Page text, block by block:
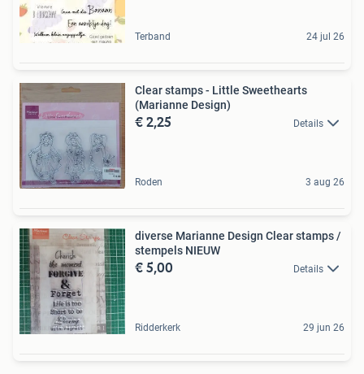
Terband 24 jul 26
Clear stamps - Little Sweethearts
(Marianne Design)
€ 2,25 Details
Roden 3 aug 26
diverse Marianne Design Clear stamps /
stempels NIEUW
€ 5,00 Details
Ridderkerk 29 jun 26